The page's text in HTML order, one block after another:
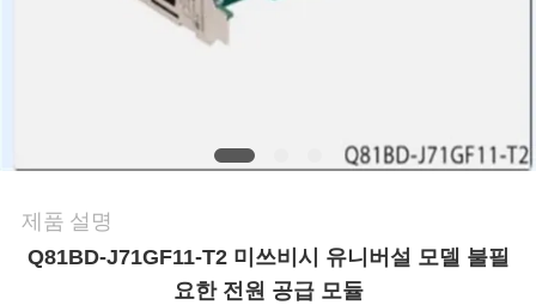
연
락
제품 설명
Q81BD-J71GF11-T2 미쓰비시 유니버설 모델 불필
요한 전원 공급 모듈